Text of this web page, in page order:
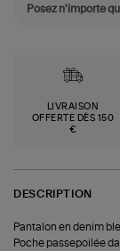
LIVRAISON
OFFERTE DÈS 150
€
DESCRIPTION
Pantalon en denim
Poche passepoilée